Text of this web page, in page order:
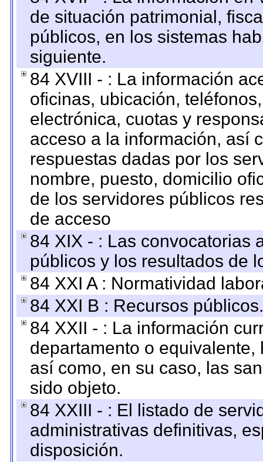
de situación patrimonial,
públicos, en los sistemas
siguiente.
84 XVIII - : La información
oficinas, ubicación,
electrónica, cuotas y
acceso a la información, así
respuestas dadas por los
nombre, puesto, domicilio
de los servidores públicos
de acceso
84 XIX - : Las convocatorias
públicos y los resultados de
84 XXI A : Normatividad
84 XXI B : Recursos públicos.
84 XXII - : La información
departamento o
así como, en su caso, las
sido objeto.
84 XXIII - : El listado de
administrativas definitivas,
disposición.